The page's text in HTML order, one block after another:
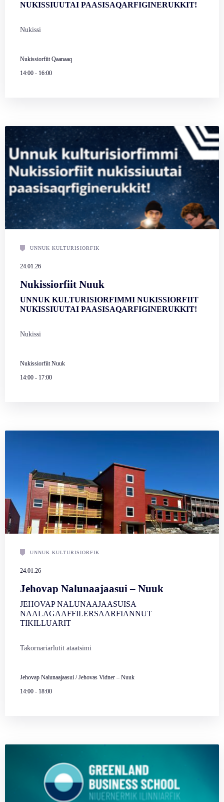
NUKISSIUUTAI PAASISAQARFIGINERUKKIT!
Nukissi
Nukissiorfiit Qaanaaq
14:00 - 16:00
UNNUK KULTURISIORFIK
24.01.26
Nukissiorfiit Nuuk
UNNUK KULTURISIORFIMMI NUKISSIORFIIT
NUKISSIUUTAI PAASISAQARFIGINERUKKIT!
Nukissi
Nukissiorfiit Nuuk
14:00 - 17:00
UNNUK KULTURISIORFIK
24.01.26
Jehovap Nalunaajaasui – Nuuk
JEHOVAP NALUNAAJAASUISA
NAALAGAAFFILERSAARFIANNUT
TIKILLUARIT
Takornariarlutit ataatsimi
Jehovap Nalunaajaasui / Jehovas Vidner – Nuuk
14:00 - 18:00